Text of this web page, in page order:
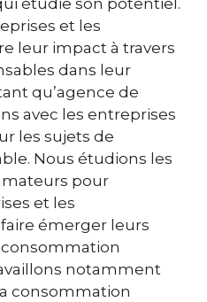
étudie son potentiel.
et les
leur impact à travers
dans leur
qu’agence de
avec les entreprises
les sujets de
. Nous étudions les
pour
et les
émerger leurs
notamment
consommation